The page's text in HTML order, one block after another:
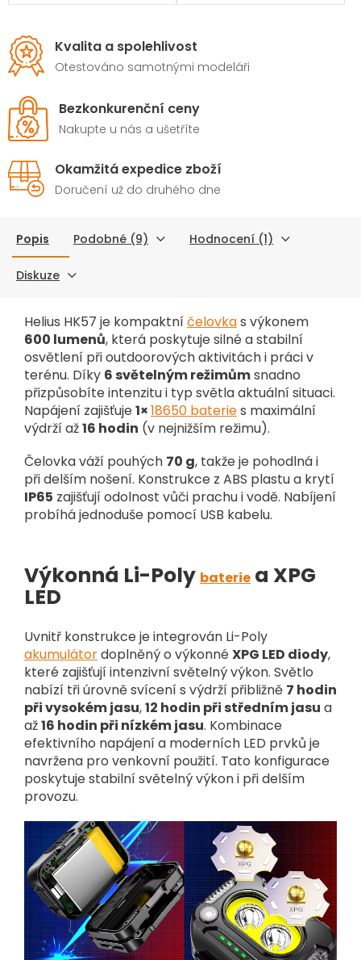
Kvalita a spolehlivost
Otestováno samotnými modeláři
Bezkonkurenční ceny
Nakupte u nás a ušetříte
Okamžitá expedice zboží
Doručení už do druhého dne
Popis Podobné (9) Hodnocení (1)
Diskuze
Helius HK57 je kompaktníčelovkas výkonem
600 lumenů, která poskytuje silné a stabilní
osvětlení při outdoorových aktivitách i práci v
terénu. Díky 6 světelným režimůmsnadno
přizpůsobíte intenzitu i typ světla aktuální situaci.
Napájení zajišťuje1×18650 bateries maximální
výdrží až16 hodin (v nejnižším režimu).
Čelovka váží pouhých 70 g, takže je pohodlná i
při delším nošení. Konstrukce z ABS plastu a krytí
IP65 zajišťují odolnost vůči prachu i vodě. Nabíjení
probíhá jednoduše pomocí USB kabelu.
Výkonná Li-Poly baterie a XPG
LED
Uvnitř konstrukce je integrován Li-Poly
akumulátordoplněný o výkonnéXPG LED diody,
které zajišťují intenzivní světelný výkon. Světlo
nabízí tři úrovně svícení s výdrží přibližně 7 hodin
při vysokém jasu,12 hodin při středním jasu a
až16 hodin při nízkém jasu. Kombinace
efektivního napájení a moderních LED prvků je
navržena pro venkovní použití. Tato konfigurace
poskytuje stabilní světelný výkon i při delším
provozu.